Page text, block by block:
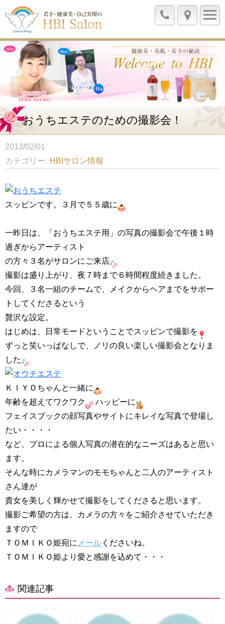
おうちエステのための撮影会！
2013/02/01
カテゴリー
HBIサロン情報
スッピンです。３月で５５歳に
一昨日は、「おうちエステ用」の写真の撮影会で午後１時
過ぎからアーティスト
の方々３名がサロンにご来店
撮影は盛り上がり、夜７時まで６時間程度続きました。
今回、３名一組のチームで、メイクからヘアまでをサポー
トしてくださるという
贅沢な設定。
はじめは、日常モードということでスッピンで撮影を
ずっと笑いっぱなしで、ノリの良い楽しい撮影会となりま
した
ＫＩＹＯちゃんと一緒に
年齢を超えてワクワク
ハッピーに
フェイスブックの顔写真やサイトにキレイな写真で登場し
たい・・・・
など、プロによる個人写真の潜在的なニーズはあると思い
ます。
そんな時にカメラマンのモモちゃんと二人のアーティスト
さん達が
貴女を美しく輝かせて撮影をしてくださると思います。
撮影ご希望の方は、カメラの方々をご紹介させていただき
ますので
ＴＯＭＩＫＯ姫宛に メール くださいね。
ＴＯＭＩＫＯ姫より愛と感謝を込めて・・・
関連記事